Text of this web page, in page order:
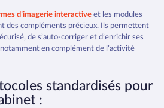
d’imagerie interactive et les modules
des compléments précieux. Ils permettent
de s’auto-corriger et d’enrichir ses
en complément de l’activité
standardisés pour
: